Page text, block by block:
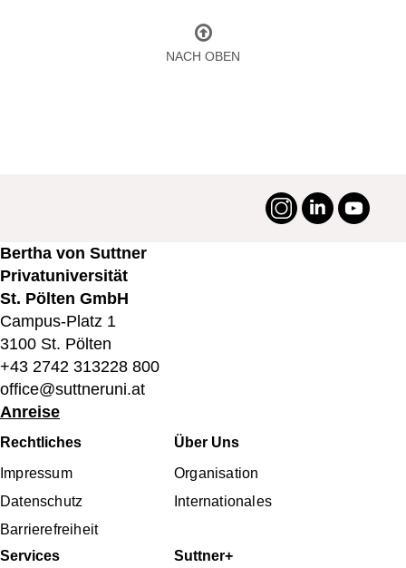
NACH OBEN
#suttneruni
Instagram
LinkedIn
Bertha von Suttner
Privatuniversität
St. Pölten GmbH
Campus-Platz 1
3100 St. Pölten
+43 2742 313228 800
office@suttneruni.at
Anreise
Fußbereichsmenü
Rechtliches
Impressum
Datenschutz
Barrierefreiheit
Über Uns
Organisation
Internationales
Services
Suttner+